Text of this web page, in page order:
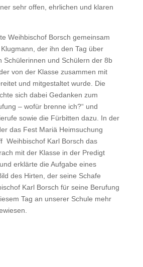
sehr offen, ehrlichen und klaren
Weihbischof Borsch gemeinsam
der ihn den Tag über
Schülerinnen und Schülern der 8b
von der Klasse zusammen mit
und mitgestaltet wurde. Die
sich dabei Gedanken zum
– wofür brenne ich?“ und
sowie die Fürbitten dazu. In der
das Fest Mariä Heimsuchung
Weihbischof Karl Borsch das
mit der Klasse in der Predigt
erklärte die Aufgabe eines
des Hirten, der seine Schafe
Karl Borsch für seine Berufung
Tag an unserer Schule mehr